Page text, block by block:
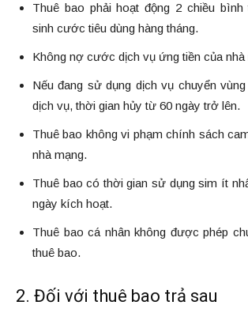
Thuê bao phải hoạt động 2 chiều
sinh cước tiêu dùng hàng tháng.
Không nợ cước dịch vụ ứng tiền của nhà
Nếu đang sử dụng dịch vụ chuyển
dịch vụ, thời gian hủy từ 60 ngày trở lên.
Thuê bao không vi phạm chính sách
nhà mạng.
Thuê bao có thời gian sử dụng sim ít
ngày kích hoạt.
Thuê bao cá nhân không được phép
thuê bao.
2. Đối với thuê bao trả sau